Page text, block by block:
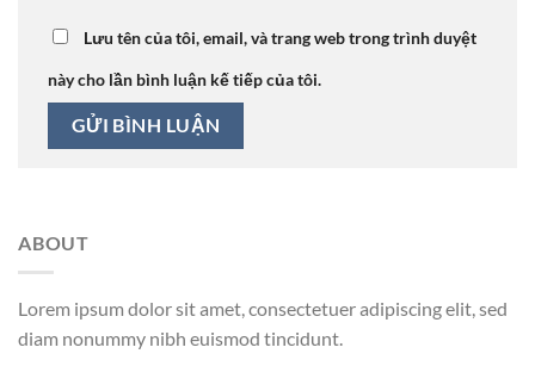
Lưu tên của tôi, email, và trang web trong trình duyệt
này cho lần bình luận kế tiếp của tôi.
ABOUT
Lorem ipsum dolor sit amet, consectetuer adipiscing elit, sed
diam nonummy nibh euismod tincidunt.